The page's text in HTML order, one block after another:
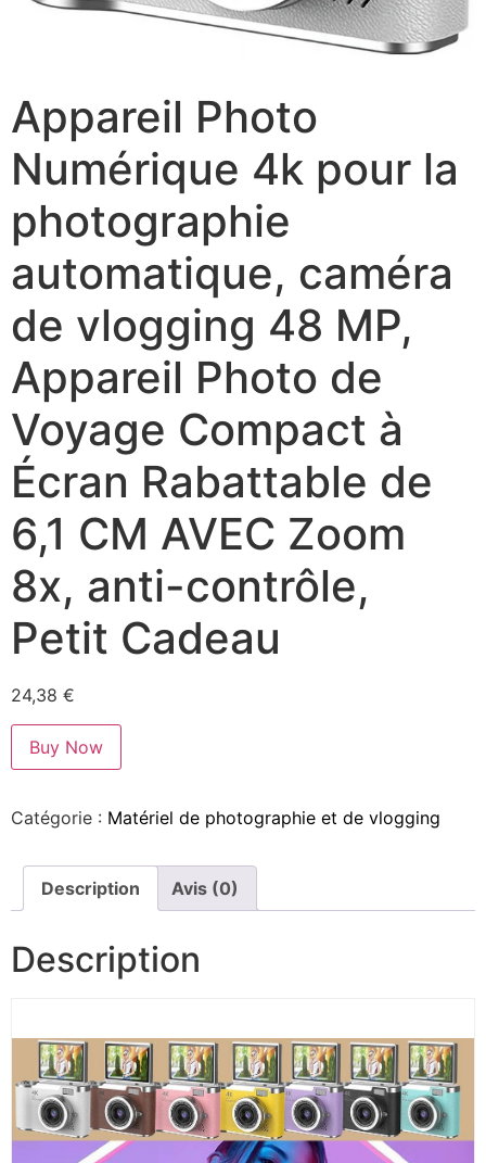
Appareil Photo
Numérique 4k pour la
photographie
automatique, caméra
de vlogging 48 MP,
Appareil Photo de
Voyage Compact à
Écran Rabattable de
6,1 CM AVEC Zoom
8x, anti-contrôle,
Petit Cadeau
24,38 €
Buy Now
Catégorie : Matériel de photographie et de vlogging
Description Avis (0)
Description